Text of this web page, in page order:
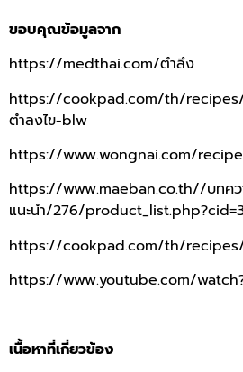
ขอบคุณข้อมูลจาก
https://medthai.com/ตำลึง
https://cookpad.com/th/recipes/
ตำลงไข-blw
https://www.wongnai.com/
https://www.maeban.co.th//บทคว
แนะนำ/276/
https://cookpad.com/th/recipes/
https://www.youtube.com/
เนื้อหาที่เกี่ยวข้อง